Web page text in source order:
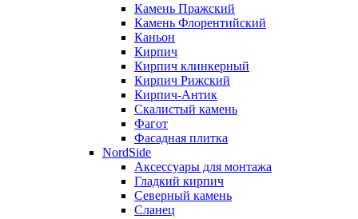
Камень Пражский
Камень Флорентийский
Каньон
Кирпич
Кирпич клинкерный
Кирпич Рижский
Кирпич-Антик
Скалистый камень
Фагот
Фасадная плитка
NordSide
Аксессуары для монтажа
Гладкий кирпич
Северный камень
Сланец